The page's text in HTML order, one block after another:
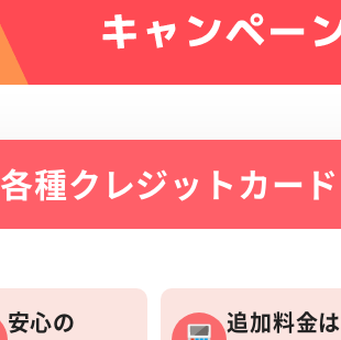
各種クレジットカード
安心の
追加料金は